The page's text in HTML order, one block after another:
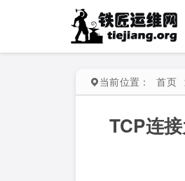
当前位置： 首页
TCP连